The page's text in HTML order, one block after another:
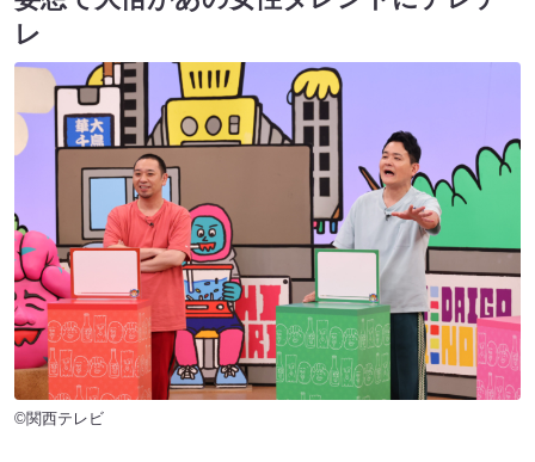
レ
©関西テレビ